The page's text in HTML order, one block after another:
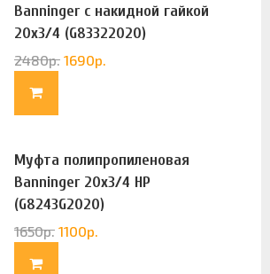
Banninger с накидной гайкой
20х3/4 (G83322020)
2480р. 1690р.
Муфта полипропиленовая
Banninger 20х3/4 НР
(G8243G2020)
1650р. 1100р.